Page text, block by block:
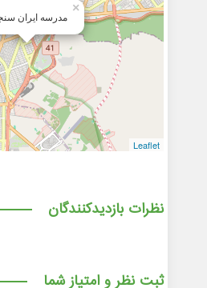
مدرسه ایران
×
Leaflet
نظرات بازدیدکنندگان
ثبت نظر و امتیاز شما